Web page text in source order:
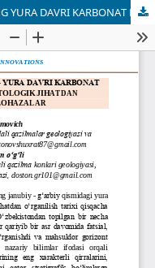
JANUBIY - G‘ARBIY O‘ZBEKISTONNING YURA DAVRI KARBONAT FORMATSIYALARINING PALEONTOLOGIK JIHATDAN O‘RGANISHGA DOIR MULOHAZALAR